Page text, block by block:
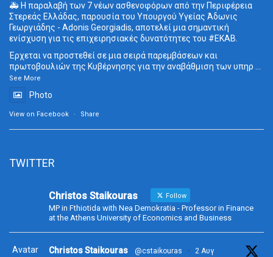
🚑 Η παραλαβή των 7 νέων ασθενοφόρων από την Περιφέρεια
Στερεάς Ελλάδας, παρουσία του Υπουργού Υγείας Άδωνις
Γεωργιάδης - Adonis Georgiadis, αποτελεί μια σημαντική
ενίσχυση για τις επιχειρησιακές δυνατότητες του #ΕΚΑΒ.
Έρχεται να προστεθεί σε μια σειρά παρεμβάσεων και
πρωτοβουλιών της Κυβέρνησης για την αναβάθμιση των υπηρ ...
See More
Photo
View on Facebook · Share
TWITTER
Christos Staikouras Follow
MP in Fthiotida with Nea Demokratia - Professor in Finance
at the Athens University of Economics and Business
Avatar Christos Staikouras @cstaikouras · 2 Αυγ